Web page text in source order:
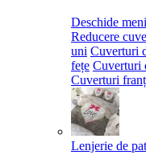
Deschide
Reducere
uni Cuverturi
fețe Cuverturi
Cuverturi
Lenjerie de pat